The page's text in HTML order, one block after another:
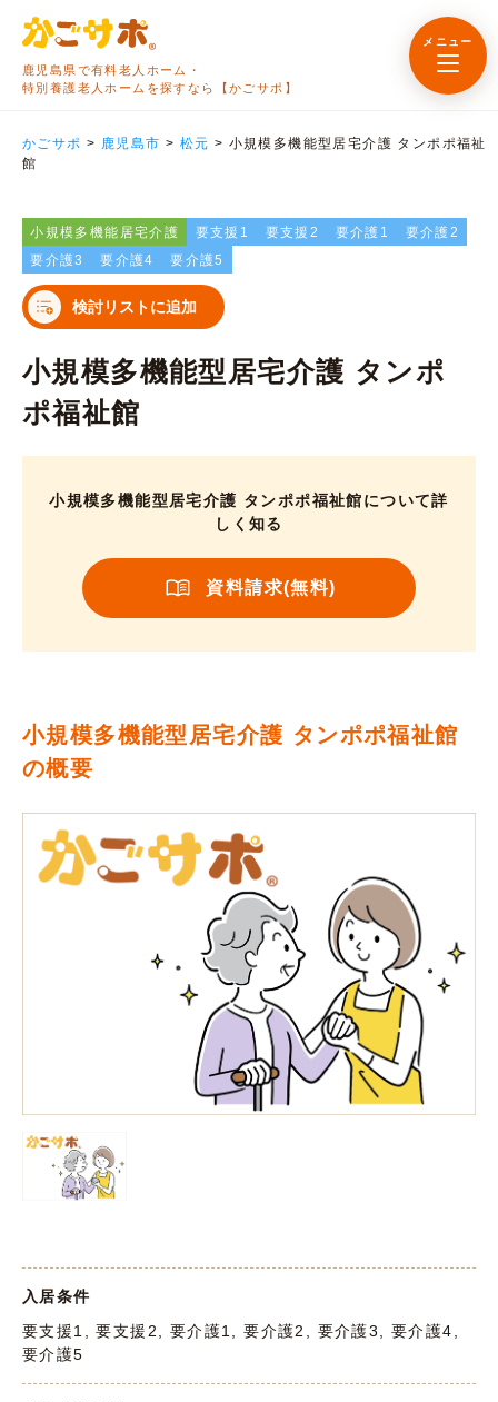
鹿児島県で有料老人ホーム・
特別養護老人ホームを探すなら【かごサポ】
メニュー
かごサポ > 鹿児島市 > 松元 > 小規模多機能型居宅介護 タンポポ福祉
館
小規模多機能居宅介護 要支援1 要支援2 要介護1
要介護2
要介護3
要介護4 要介護5
検討リストに追加
小規模多機能型居宅介護 タンポ
ポ福祉館
小規模多機能型居宅介護 タンポポ福祉館について詳
しく知る
資料請求(無料)
小規模多機能型居宅介護 タンポポ福祉館
の概要
入居条件
要支援1, 要支援2, 要介護1, 要介護2, 要介護3, 要介護4,
要介護5